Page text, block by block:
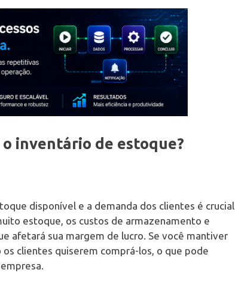
inventário de estoque?
disponível e a demanda dos clientes é crucial
estoque, os custos de armazenamento e
afetará sua margem de lucro. Se você mantiver
clientes quiserem comprá-los, o que pode